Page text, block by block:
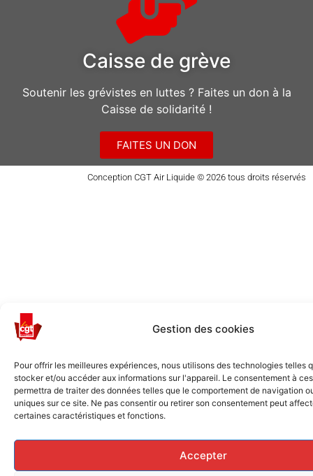
Gestion des cookies
Pour offrir les meilleures expériences, nous utilisons des technologies telles
stocker et/ou accéder aux informations sur l'appareil. Le consentement à
permettra de traiter des données telles que le comportement de navigation
uniques sur ce site. Ne pas consentir ou retirer son consentement peut
certaines caractéristiques et fonctions.
Accepter
Caisse de grève
Soutenir les grévistes en luttes ? Faites un don à la
Caisse de solidarité !
FAITES UN DON
Conception CGT Air Liquide © 2026 tous droits réservés